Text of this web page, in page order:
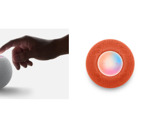
图库 图像 图库 图像